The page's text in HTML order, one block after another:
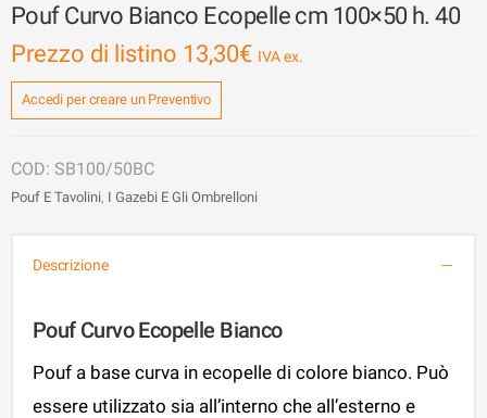
Pouf Curvo Bianco Ecopelle cm 100×50 h. 40
Prezzo di listino 13,30€
Accedi per creare un Preventivo
SB100/50BC
Pouf E Tavolini, I Gazebi E Gli Ombrelloni
Descrizione
Pouf Curvo Ecopelle Bianco
Pouf a base curva in ecopelle di colore bianco. Può
essere utilizzato sia all’interno che all’esterno e